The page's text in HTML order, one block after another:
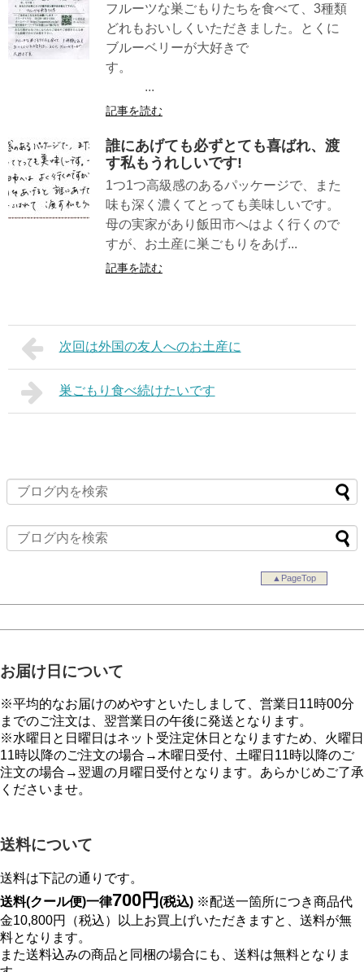
フルーツな巣ごもりたちを食べて、3種類
どれもおいしくいただきました。とくに
ブルーベリーが大好きで
す。
...
記事を読む
誰にあげても必ずとても喜ばれ、渡
す私もうれしいです!
1つ1つ高級感のあるパッケージで、また
味も深く濃くてとっても美味しいです。
母の実家があり飯田市へはよく行くので
すが、お土産に巣ごもりをあげ...
記事を読む
次回は外国の友人へのお土産に
巣ごもり食べ続けたいです
▲PageTop
お届け日について
※平均的なお届けのめやすといたしまして、営業日11時00分
までのご注文は、翌営業日の午後に発送となります。
※水曜日と日曜日はネット受注定休日となりますため、火曜日
11時以降のご注文の場合→木曜日受付、土曜日11時以降のご
注文の場合→翌週の月曜日受付となります。あらかじめご了承
くださいませ。
送料について
送料は下記の通りです。
送料(クール便)一律700円 (税込) ※配送一箇所につき商品代
金10,800円（税込）以上お買上げいただきますと、送料が無
料となります。
また送料込みの商品と同梱の場合にも、送料は無料となりま